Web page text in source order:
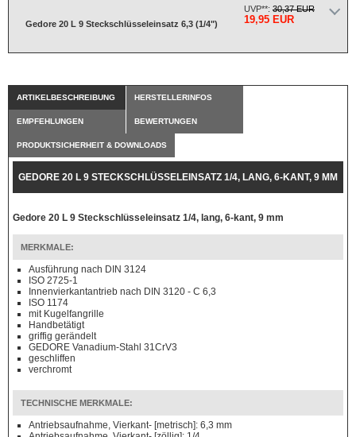
Gedore 20 L 9 Steckschlüsseleinsatz 6,3 (1/4")
UVP**: 30,37 EUR
19,95 EUR
ARTIKELBESCHREIBUNG HERSTELLERINFOS
EMPFEHLUNGEN BEWERTUNGEN
PRODUKTSICHERHEIT & DOWNLOADS
GEDORE 20 L 9 STECKSCHLÜSSELEINSATZ 1/4, LANG, 6-KANT, 9 MM
Gedore 20 L 9 Steckschlüsseleinsatz 1/4, lang, 6-kant, 9 mm
MERKMALE:
Ausführung nach DIN 3124
ISO 2725-1
Innenvierkantantrieb nach DIN 3120 - C 6,3
ISO 1174
mit Kugelfangrille
Handbetätigt
griffig gerändelt
GEDORE Vanadium-Stahl 31CrV3
geschliffen
verchromt
TECHNISCHE MERKMALE:
Antriebsaufnahme, Vierkant- [metrisch]: 6,3 mm